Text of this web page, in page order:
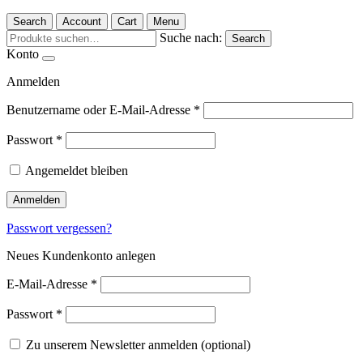
Search Account Cart Menu
Suche nach: Search
Konto
Anmelden
Benutzername oder E-Mail-Adresse *
Passwort *
Angemeldet bleiben
Anmelden
Passwort vergessen?
Neues Kundenkonto anlegen
E-Mail-Adresse *
Passwort *
Zu unserem Newsletter anmelden (optional)